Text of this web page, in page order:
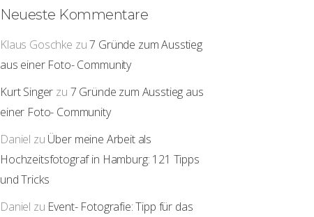
Neueste Kommentare
Klaus Goschke zu7 Gründe zum Ausstieg
aus einer Foto- Community
Kurt Singer zu 7 Gründe zum Ausstieg aus
einer Foto- Community
Daniel zu Über meine Arbeit als
Hochzeitsfotograf in Hamburg: 121 Tipps
und Tricks
Daniel zu Event- Fotografie: Tipp für das